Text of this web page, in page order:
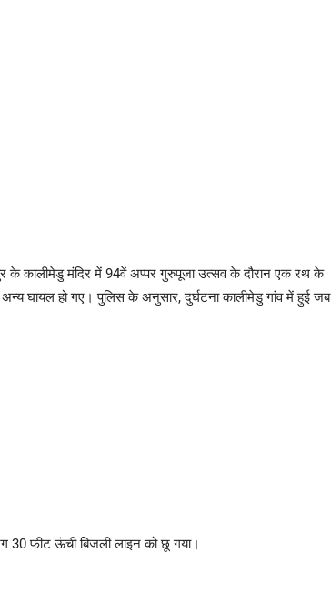
के कालीमेडु मंदिर में 94वें अप्पर गुरुपूजा उत्सव के दौरान एक रथ के
घायल हो गए। पुलिस के अनुसार, दुर्घटना कालीमेडु गांव में हुई जब
फीट ऊंची बिजली लाइन को छू गया।